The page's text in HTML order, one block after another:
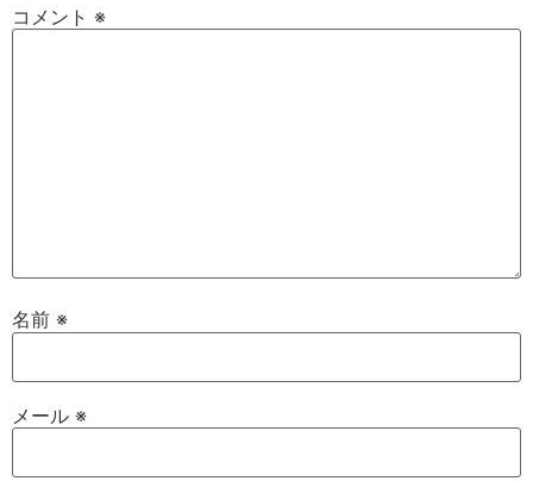
コメント ※
名前 ※
メール ※